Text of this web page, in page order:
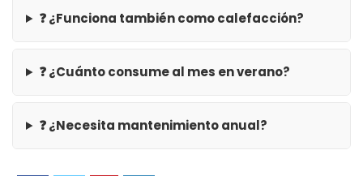
❓ ¿Funciona también como calefacción?
❓ ¿Cuánto consume al mes en verano?
❓ ¿Necesita mantenimiento anual?